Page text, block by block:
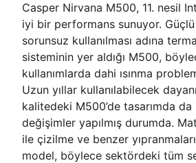
Casper Nirvana M500, 11. nesil
iyi bir performans sunuyor. Güçlü
sorunsuz kullanılması adına
sisteminin yer aldığı M500,
kullanımlarda dahi ısınma
Uzun yıllar kullanılabilecek
kalitedeki M500’de tasarımda
değişimler yapılmış durumda.
ile çizilme ve benzer
model, böylece sektördeki tüm